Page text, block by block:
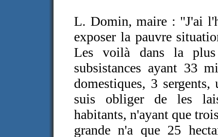
L. Domin, maire : "J'ai
exposer la pauvre
Les voilà dans la
subsistances ayant 33
domestiques, 3
suis obliger de les
habitants, n'ayant que
grande n'a que 25